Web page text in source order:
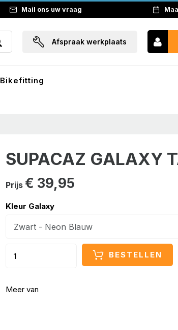
Mail ons uw vraag
Afspraak werkplaats
Bikefitting
SUPACAZ GALAXY
Prijs € 39,95
Kleur Galaxy
BESTELLEN
Meer van